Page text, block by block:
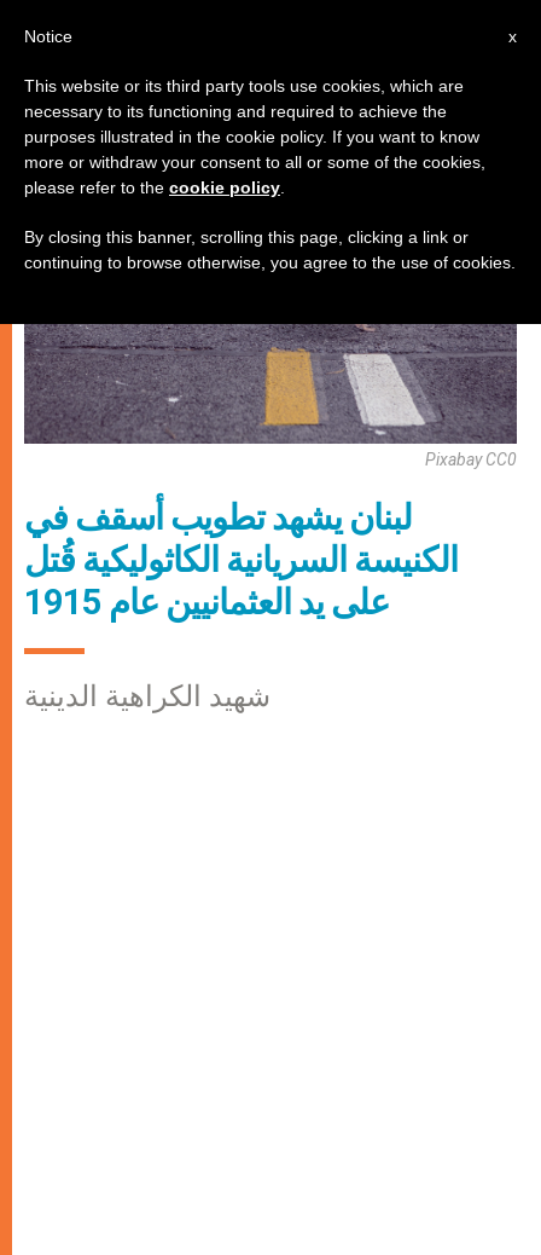
شهادات
Pixabay CC0
لبنان يشهد تطويب أسقف في
الكنيسة السريانية الكاثوليكية قُتل
على يد العثمانيين عام 1915
شهيد الكراهية الدينية
x
Notice
This website or its third party tools use cookies, which are
necessary to its functioning and required to achieve the
purposes illustrated in the cookie policy. If you want to know
more or withdraw your consent to all or some of the cookies,
please refer to the cookie policy
By closing this banner, scrolling this page, clicking a link or
continuing to browse otherwise, you agree to the use of cookies.